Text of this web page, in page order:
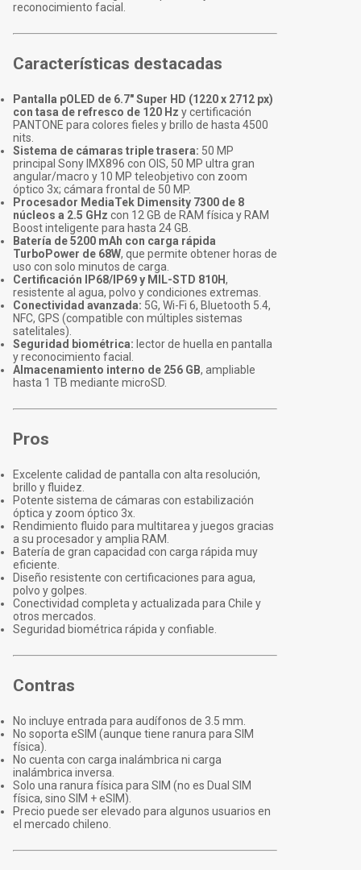
reconocimiento facial.
Características destacadas
Pantalla pOLED de 6.7" Super HD (1220 x 2712 px)
con tasa de refresco de 120 Hz y certificación
PANTONE para colores fieles y brillo de hasta 4500
nits.
Sistema de cámaras triple trasera: 50 MP
principal Sony IMX896 con OIS, 50 MP ultra gran
angular/macro y 10 MP teleobjetivo con zoom
óptico 3x; cámara frontal de 50 MP.
Procesador MediaTek Dimensity 7300 de 8
núcleos a 2.5 GHz con 12 GB de RAM física y RAM
Boost inteligente para hasta 24 GB.
Batería de 5200 mAh con carga rápida
TurboPower de 68W, que permite obtener horas de
uso con solo minutos de carga.
Certificación IP68/IP69 y MIL-STD 810H,
resistente al agua, polvo y condiciones extremas.
Conectividad avanzada: 5G, Wi-Fi 6, Bluetooth 5.4,
NFC, GPS (compatible con múltiples sistemas
satelitales).
Seguridad biométrica: lector de huella en pantalla
y reconocimiento facial.
Almacenamiento interno de 256 GB, ampliable
hasta 1 TB mediante microSD.
Pros
Excelente calidad de pantalla con alta resolución,
brillo y fluidez.
Potente sistema de cámaras con estabilización
óptica y zoom óptico 3x.
Rendimiento fluido para multitarea y juegos gracias
a su procesador y amplia RAM.
Batería de gran capacidad con carga rápida muy
eficiente.
Diseño resistente con certificaciones para agua,
polvo y golpes.
Conectividad completa y actualizada para Chile y
otros mercados.
Seguridad biométrica rápida y confiable.
Contras
No incluye entrada para audífonos de 3.5 mm.
No soporta eSIM (aunque tiene ranura para SIM
física).
No cuenta con carga inalámbrica ni carga
inalámbrica inversa.
Solo una ranura física para SIM (no es Dual SIM
física, sino SIM + eSIM).
Precio puede ser elevado para algunos usuarios en
el mercado chileno.